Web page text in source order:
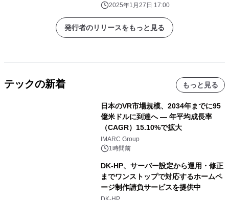
え！ 更に「PCパーツ・周辺機器等の
セール商品」を記念プライスにてご奉
仕！
2025年1月27日 17:00
発行者のリリースをもっと見る
テックの新着 もっと見る
日本のVR市場規模、2034年までに95
億米ドルに到達へ ― 年平均成長率
（CAGR）15.10%で拡大
IMARC Group
1時間前
DK-HP、サーバー設定から運用・修正
までワンストップで対応するホームペ
ージ制作請負サービスを提供中